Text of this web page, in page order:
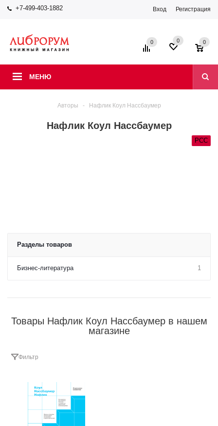
+7-499-403-1882 Вход Регистрация
МЕНЮ
0 0 0
Авторы - Нафлик Коул Нассбаумер
Нафлик Коул Нассбаумер
РСС
Разделы товаров
Бизнес-литература 1
Товары Нафлик Коул Нассбаумер в нашем
магазине
Фильтр